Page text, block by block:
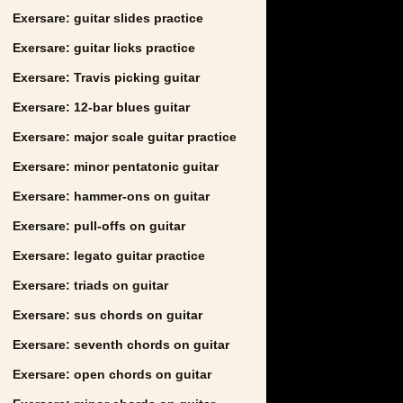
Exersare: guitar slides practice
Exersare: guitar licks practice
Exersare: Travis picking guitar
Exersare: 12-bar blues guitar
Exersare: major scale guitar practice
Exersare: minor pentatonic guitar
Exersare: hammer-ons on guitar
Exersare: pull-offs on guitar
Exersare: legato guitar practice
Exersare: triads on guitar
Exersare: sus chords on guitar
Exersare: seventh chords on guitar
Exersare: open chords on guitar